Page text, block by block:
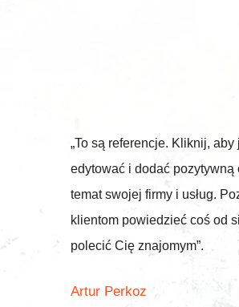
„To są referencje. Kliknij, aby
edytować i dodać pozytywną
temat swojej firmy i usług.
klientom powiedzieć coś od
polecić Cię znajomym”.
Artur Perkoz